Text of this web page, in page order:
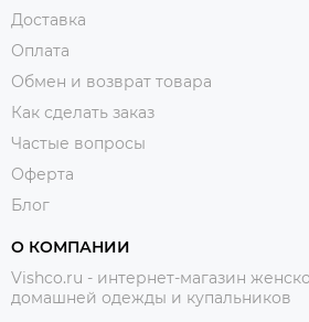
Доставка
Оплата
Обмен и возврат товара
Как сделать заказ
Частые вопросы
Оферта
Блог
О КОМПАНИИ
Vishco.ru - интернет-магазин
домашней одежды и купальников